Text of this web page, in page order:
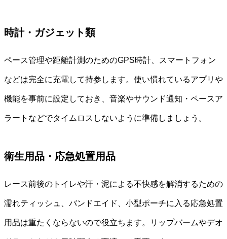
時計・ガジェット類
ペース管理や距離計測のためのGPS時計、スマートフォン
などは完全に充電して持参します。使い慣れているアプリや
機能を事前に設定しておき、音楽やサウンド通知・ペースア
ラートなどでタイムロスしないように準備しましょう。
衛生用品・応急処置用品
レース前後のトイレや汗・泥による不快感を解消するための
濡れティッシュ、バンドエイド、小型ポーチに入る応急処置
用品は重たくならないので役立ちます。リップバームやデオ